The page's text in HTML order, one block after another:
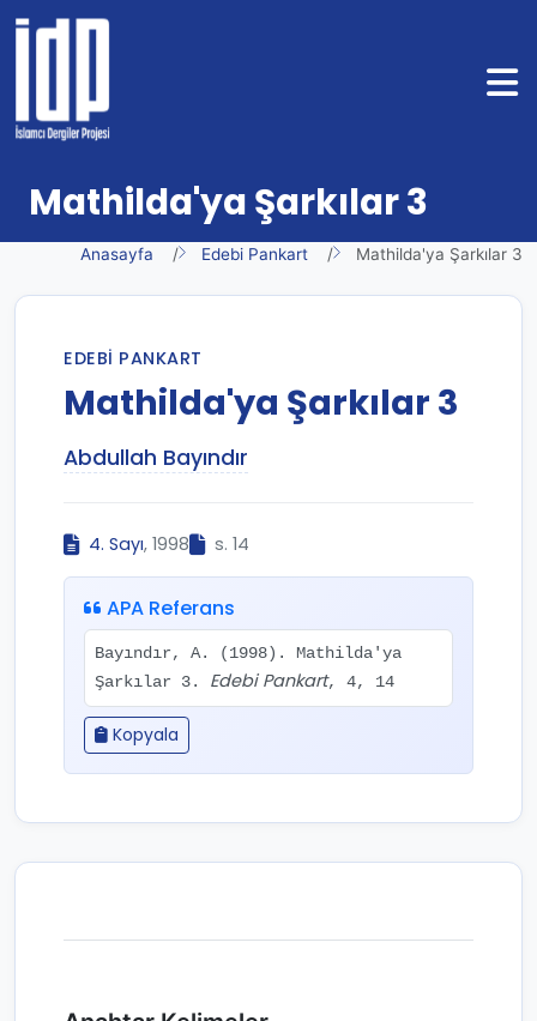
Mathilda'ya Şarkılar 3
Anasayfa Edebi Pankart Mathilda'ya Şarkılar 3
EDEBI PANKART
Mathilda'ya Şarkılar 3
Abdullah Bayındır
4. Sayı, 1998 s. 14
APA Referans
Bayındır, A. (1998). Mathilda'ya
Şarkılar 3. Edebi Pankart, 4, 14
Kopyala